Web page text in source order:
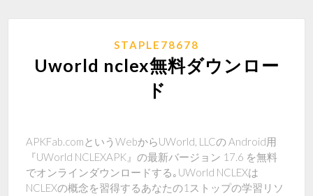
STAPLE78678
Uworld nclex無料ダウンロー
ド
APKFab.comというWebからUWorld, LLCの Android用
『UWorld NCLEXAPK』の最新バージョン 17.6 を無料
でオンラインダウンロードする｡UWorld NCLEXは
NCLEXの概念を習得するあなたの1ストップの学習リソ